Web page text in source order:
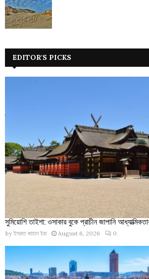
EDITOR'S PICKS
সুমিয়োশি তাইশা: ওসাকার বুকে প্রাচীন জাপানি
by ইসরাত জাহান ইরা August 6, 2026 0